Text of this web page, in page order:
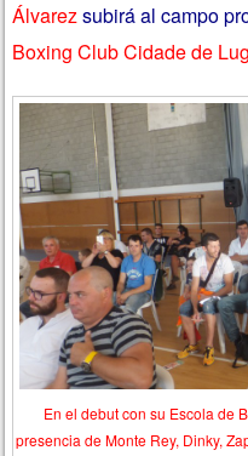
Álvarezsubirá al campo
Boxing Club Cidade de
En el debut con su Escola de
presencia de Monte Rey, Dinky,